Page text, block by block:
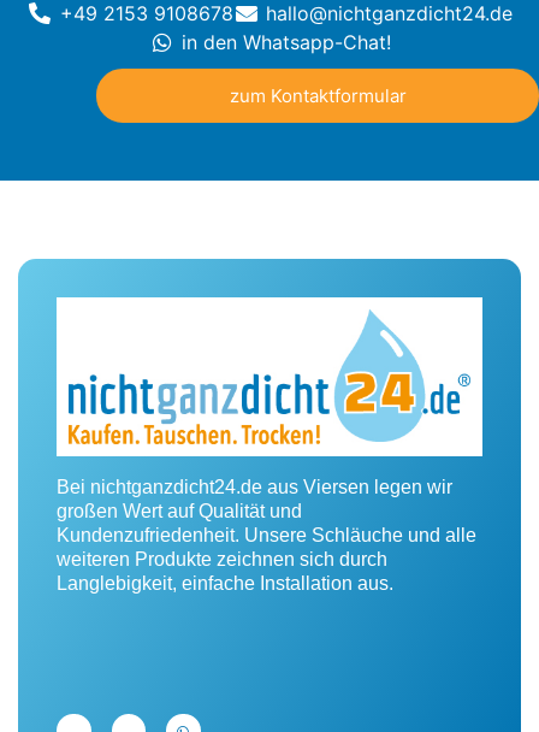
+49 2153 9108678
hallo@nichtganzdicht24.de
in den Whatsapp-Chat!
zum Kontaktformular
Bei nichtganzdicht24.de aus Viersen legen wir
großen Wert auf Qualität und
Kundenzufriedenheit. Unsere Schläuche und alle
weiteren Produkte zeichnen sich durch
Langlebigkeit, einfache Installation aus.